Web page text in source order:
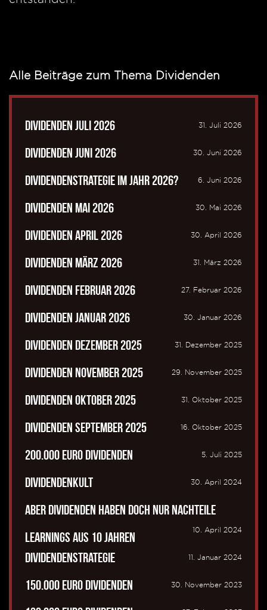
Alle Beiträge zum Thema Dividenden
Dividenden Juli 2026 31. Juli 2026
Dividenden Juni 2026 30. Juni 2026
Dividendenstrategie im Jahr 2026? 6. Juni 2026
Dividenden Mai 2026 30. Mai 2026
Dividenden April 2026 30. April 2026
Dividenden März 2026 31. März 2026
Dividenden Februar 2026 27. Februar 2026
Dividenden Januar 2026 30. Januar 2026
Dividenden Dezember 2025 31. Dezember 2025
Dividenden November 2025 29. November 2025
Dividenden Oktober 2025 31. Oktober 2025
Dividenden September 2025 16. Oktober 2025
200.000 Euro Dividenden 5. Juli 2025
Dividendenkult 30. April 2024
Aber Dividenden haben doch nur Nachteile
10. April 2024
Learnings aus 10 Jahren
Dividendenstrategie
11. Januar 2024
150.000 Euro Dividenden 30. November 2023